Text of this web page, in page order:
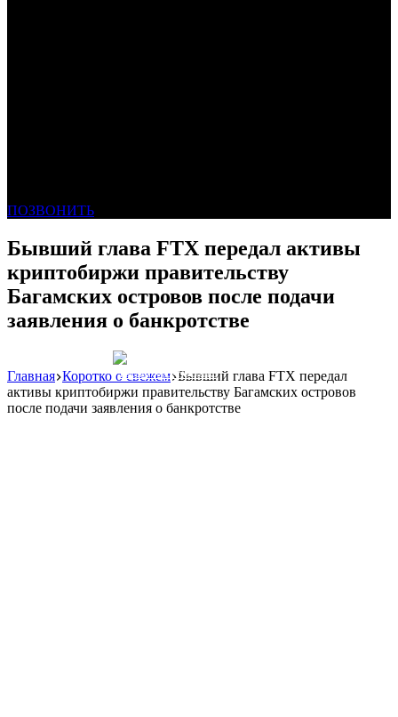
ПОЗВОНИТЬ
Бывший глава FTX передал активы
криптобиржи правительству
Багамских островов после подачи
заявления о банкротстве
Реклама: WeLANS облако
Главная Коротко о свежем Бывший глава FTX передал
активы криптобиржи правительству Багамских островов
после подачи заявления о банкротстве